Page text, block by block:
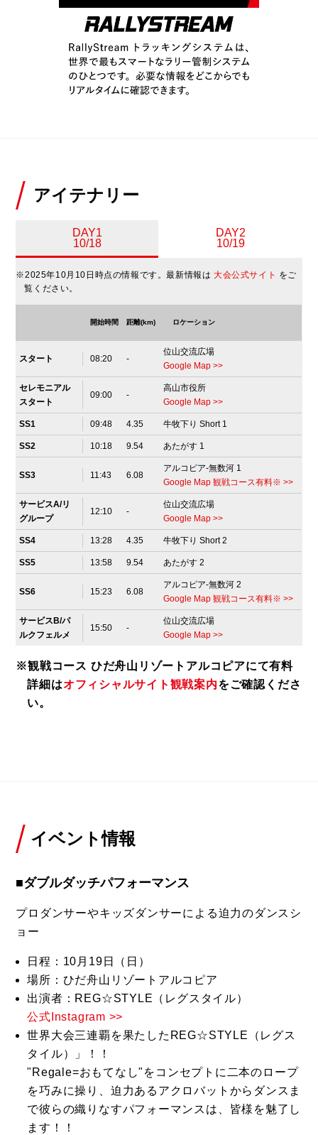
アイテナリー
DAY1
10/18
DAY2
10/19
※2025年10月10日時点の情報です。最新情報は 大会公式サイト をご
覧ください。
開始時間 距離(km) ロケーション
スタート 08:20 -
位⼭交流広場
Google Map >>
セレモニアル
スタート
09:00 -
高山市役所
Google Map >>
SS1 09:48 4.35 ⽜牧下り Short 1
SS2 10:18 9.54 あたがす 1
SS3 11:43 6.08
アルコピア‐無数河 1
Google Map 観戦コース有料※ >>
サービスA/リ
グループ
12:10 -
位⼭交流広場
Google Map >>
SS4 13:28 4.35 ⽜牧下り Short 2
SS5 13:58 9.54 あたがす 2
SS6 15:23 6.08
アルコピア‐無数河 2
Google Map 観戦コース有料※ >>
サービスB/パ
ルクフェルメ
15:50 -
位⼭交流広場
Google Map >>
※観戦コース ひだ舟山リゾートアルコピアにて有料
詳細はオフィシャルサイト観戦案内をご確認くださ
い。
イベント情報
■ダブルダッチパフォーマンス
プロダンサーやキッズダンサーによる迫力のダンスシ
ョー
日程：10月19日（日）
場所：ひだ舟山リゾートアルコピア
出演者：REG☆STYLE（レグスタイル）
公式Instagram >>
世界大会三連覇を果たしたREG☆STYLE（レグス
タイル）」！！
"Regale=おもてなし"をコンセプトに二本のロープ
を巧みに操り、迫力あるアクロバットからダンスま
で彼らの織りなすパフォーマンスは、皆様を魅了し
ます！！